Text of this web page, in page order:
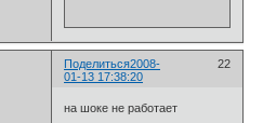
Поделиться 22
2008-
01-13 17:38:20
на шоке не работает